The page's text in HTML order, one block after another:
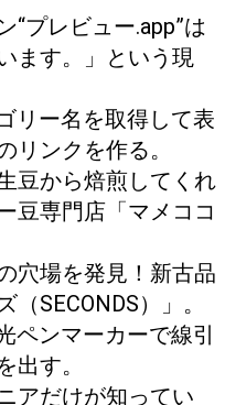
“プレビュー.app”は
ます。」という現
リー名を取得して表
リンクを作る。
豆から焙煎してくれ
豆専門店「マメココ
穴場を発見！新古品
SECONDS）」。
ペンマーカーで線引
出す。
アだけが知ってい